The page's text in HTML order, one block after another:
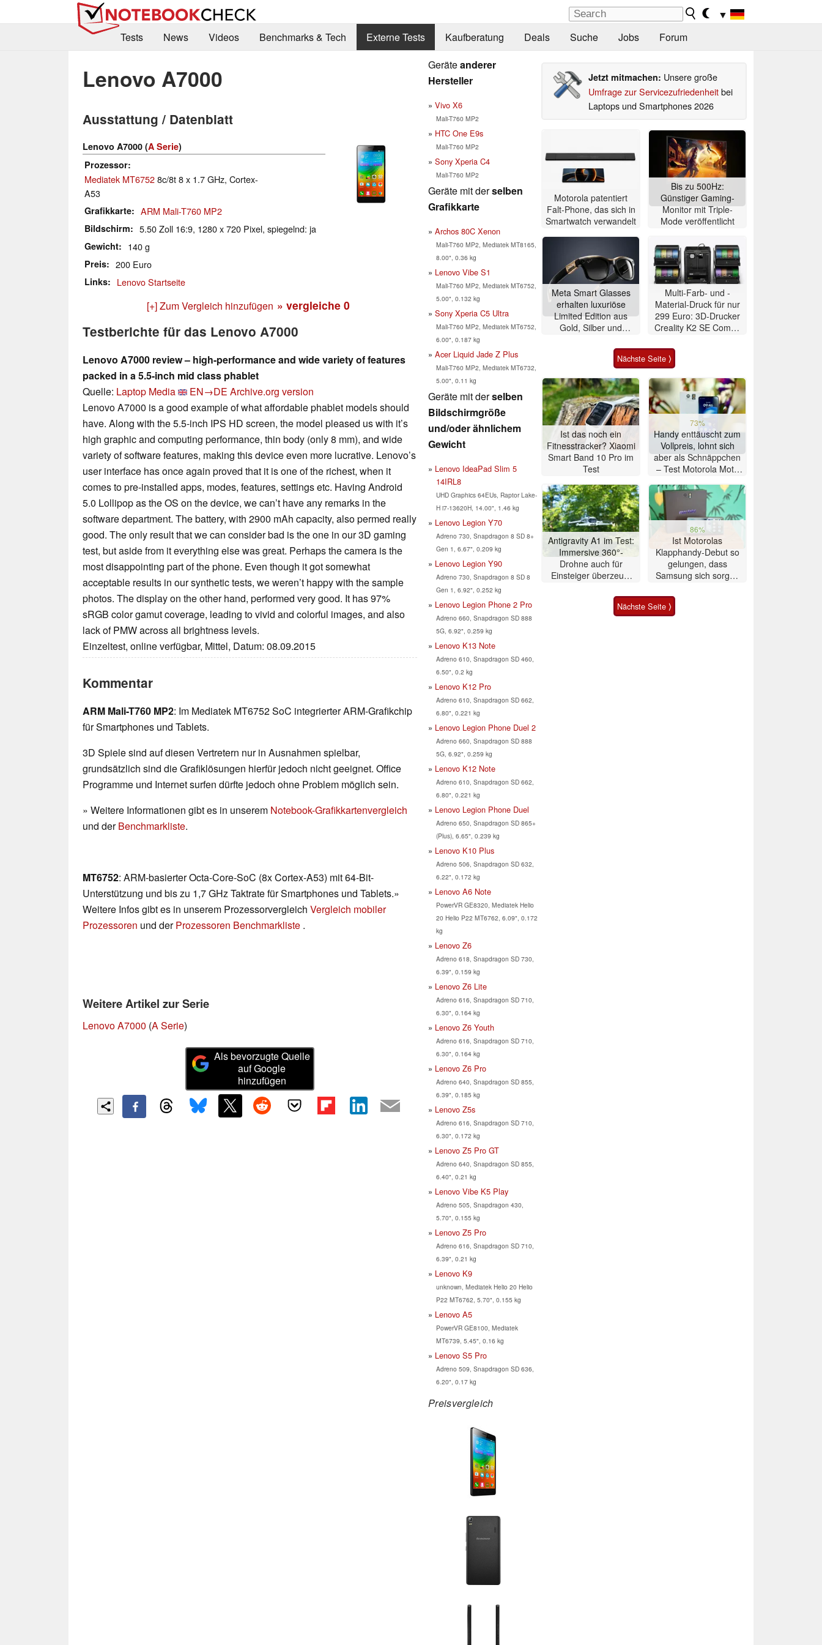
▼
Tests
News Videos Benchmarks & Tech Externe Tests Kaufberatung Deals Suche Jobs Forum
Lenovo A7000
Ausstattung / Datenblatt
Lenovo A7000 (A Serie)
Prozessor
Mediatek MT67528c/8t 8 x 1.7 GHz, Cortex-
A53
Grafikkarte ARM Mali-T760 MP2
Bildschirm 5.50 Zoll 16:9, 1280 x 720 Pixel, spiegelnd: ja
Gewicht 140 g
Preis 200 Euro
Links Lenovo Startseite
[+] Zum Vergleich hinzufügen » vergleiche 0
Testberichte für das Lenovo A7000
Lenovo A7000 review – high-performance and wide variety of features
packed in a 5.5-inch mid class phablet
Quelle: Laptop Media EN→DE Archive.org version
Lenovo A7000 is a good example of what affordable phablet models should
have. Along with the 5.5-inch IPS HD screen, the model pleased us with it’s
high graphic and computing performance, thin body (only 8 mm), and wide
variety of software features, making this device even more lucrative. Lenovo’s
user interface has once again proved that it is one of the richest, when it
comes to pre-installed apps, modes, features, settings etc. Having Android
5.0 Lollipop as the OS on the device, we can’t have any remarks in the
software department. The battery, with 2900 mAh capacity, also permed really
good. The only result that we can consider bad is the one in our 3D gaming
test, but aside from it everything else was great. Perhaps the camera is the
most disappointing part of the phone. Even though it got somewhat
acceptable results in our synthetic tests, we weren’t happy with the sample
photos. The display on the other hand, performed very good. It has 97%
sRGB color gamut coverage, leading to vivid and colorful images, and also
lack of PMW across all brightness levels.
Einzeltest, online verfügbar, Mittel, Datum: 08.09.2015
Kommentar
ARM Mali-T760 MP2: Im Mediatek MT6752 SoC integrierter ARM-Grafikchip
für Smartphones und Tablets.
3D Spiele sind auf diesen Vertretern nur in Ausnahmen spielbar,
grundsätzlich sind die Grafiklösungen hierfür jedoch nicht geeignet. Office
Programme und Internet surfen dürfte jedoch ohne Problem möglich sein.
» Weitere Informationen gibt es in unserem Notebook-Grafikkartenvergleich
und derBenchmarkliste.
MT6752: ARM-basierter Octa-Core-SoC (8x Cortex-A53) mit 64-Bit-
Unterstützung und bis zu 1,7 GHz Taktrate für Smartphones und Tablets.»
Weitere Infos gibt es in unserem Prozessorvergleich Vergleich mobiler
Prozessoren und derProzessoren Benchmarkliste .
Weitere Artikel zur Serie
Lenovo A7000 (A Serie)
Als bevorzugte Quelle
auf Google
hinzufügen
Geräteanderer
Hersteller
Vivo X6
Mali-T760 MP2
HTC One E9s
Mali-T760 MP2
Sony Xperia C4
Mali-T760 MP2
Geräte mit derselben
Grafikkarte
Archos 80C Xenon
Mali-T760 MP2, Mediatek MT8165,
8.00", 0.36 kg
Lenovo Vibe S1
Mali-T760 MP2, Mediatek MT6752,
5.00", 0.132 kg
Sony Xperia C5 Ultra
Mali-T760 MP2, Mediatek MT6752,
6.00", 0.187 kg
Acer Liquid Jade Z Plus
Mali-T760 MP2, Mediatek MT6732,
5.00", 0.11 kg
Geräte mit derselben
Bildschirmgröße
und/oder ähnlichem
Gewicht
Lenovo IdeaPad Slim 5
14IRL8
UHD Graphics 64EUs, Raptor Lake-
H i7-13620H, 14.00", 1.46 kg
Lenovo Legion Y70
Adreno 730, Snapdragon 8 SD 8+
Gen 1, 6.67", 0.209 kg
Lenovo Legion Y90
Adreno 730, Snapdragon 8 SD 8
Gen 1, 6.92", 0.252 kg
Lenovo Legion Phone 2 Pro
Adreno 660, Snapdragon SD 888
5G, 6.92", 0.259 kg
Lenovo K13 Note
Adreno 610, Snapdragon SD 460,
6.50", 0.2 kg
Lenovo K12 Pro
Adreno 610, Snapdragon SD 662,
6.80", 0.221 kg
Lenovo Legion Phone Duel 2
Adreno 660, Snapdragon SD 888
5G, 6.92", 0.259 kg
Lenovo K12 Note
Adreno 610, Snapdragon SD 662,
6.80", 0.221 kg
Lenovo Legion Phone Duel
Adreno 650, Snapdragon SD 865+
(Plus), 6.65", 0.239 kg
Lenovo K10 Plus
Adreno 506, Snapdragon SD 632,
6.22", 0.172 kg
Lenovo A6 Note
PowerVR GE8320, Mediatek Helio
20 Helio P22 MT6762, 6.09", 0.172
kg
Lenovo Z6
Adreno 618, Snapdragon SD 730,
6.39", 0.159 kg
Lenovo Z6 Lite
Adreno 616, Snapdragon SD 710,
6.30", 0.164 kg
Lenovo Z6 Youth
Adreno 616, Snapdragon SD 710,
6.30", 0.164 kg
Lenovo Z6 Pro
Adreno 640, Snapdragon SD 855,
6.39", 0.185 kg
Lenovo Z5s
Adreno 616, Snapdragon SD 710,
6.30", 0.172 kg
Lenovo Z5 Pro GT
Adreno 640, Snapdragon SD 855,
6.40", 0.21 kg
Lenovo Vibe K5 Play
Adreno 505, Snapdragon 430,
5.70", 0.155 kg
Lenovo Z5 Pro
Adreno 616, Snapdragon SD 710,
6.39", 0.21 kg
Lenovo K9
unknown, Mediatek Helio 20 Helio
P22 MT6762, 5.70", 0.155 kg
Lenovo A5
PowerVR GE8100, Mediatek
MT6739, 5.45", 0.16 kg
Lenovo S5 Pro
Adreno 509, Snapdragon SD 636,
6.20", 0.17 kg
Preisvergleich
Jetzt mitmachen: Unsere große
Umfrage zur Servicezufriedenheitbei
Laptops und Smartphones 2026
Motorola patentiert
Falt-Phone, das sich in
Smartwatch verwandelt
Bis zu 500Hz:
Günstiger Gaming-
Monitor mit Triple-
Mode veröffentlicht
Meta Smart Glasses
erhalten luxuriöse
Limited Edition aus
Gold, Silber und
Multi-Farb- und -
Material-Druck für nur
299 Euro: 3D-Drucker
Creality K2 SE Combo
Schnäppchenpreis
Nächste Seite ⟩
Ist das noch ein
Fitnesstracker? Xiaomi
Smart Band 10 Pro im
Test
73%
Handy enttäuscht zum
Vollpreis, lohnt sich
aber als Schnäppchen
– Test Motorola Moto
Antigravity A1 im Test:
Immersive 360°-
Drohne auch für
Einsteiger überzeugt
86%
Ist Motorolas
Klapphandy-Debut so
gelungen, dass
Samsung sich sorgen
Smartphone im Test
Nächste Seite ⟩